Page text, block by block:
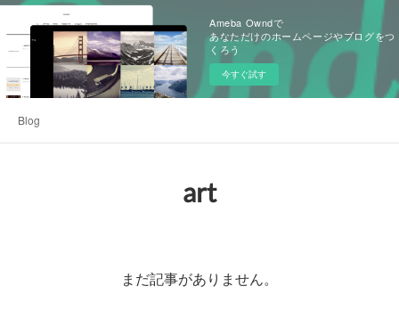
Ameba Owndで
あなただけのホームページやブログをつ
くろう
今すぐ試す
Blog
art
まだ記事がありません。